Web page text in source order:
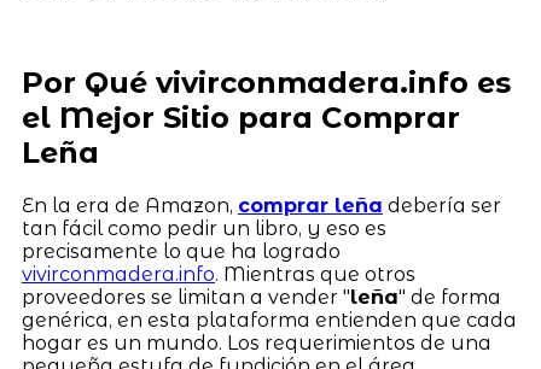
Por Qué vivirconmadera.info es
el Mejor Sitio para Comprar
Leña
En la era de Amazon, comprar leña debería ser
tan fácil como pedir un libro, y eso es
precisamente lo que ha logrado
vivirconmadera.info. Mientras que otros
proveedores se limitan a vender "leña" de forma
genérica, en esta plataforma entienden que cada
hogar es un mundo. Los requerimientos de una